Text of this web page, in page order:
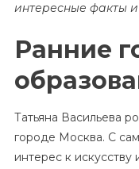
интересные факты
Ранние
Татьяна Васильева
городе Москва. С
интерес к искусству